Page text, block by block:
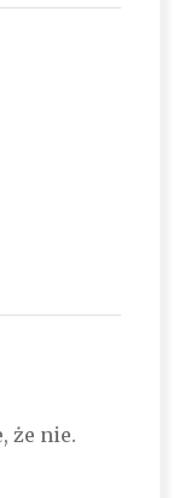
że nie.